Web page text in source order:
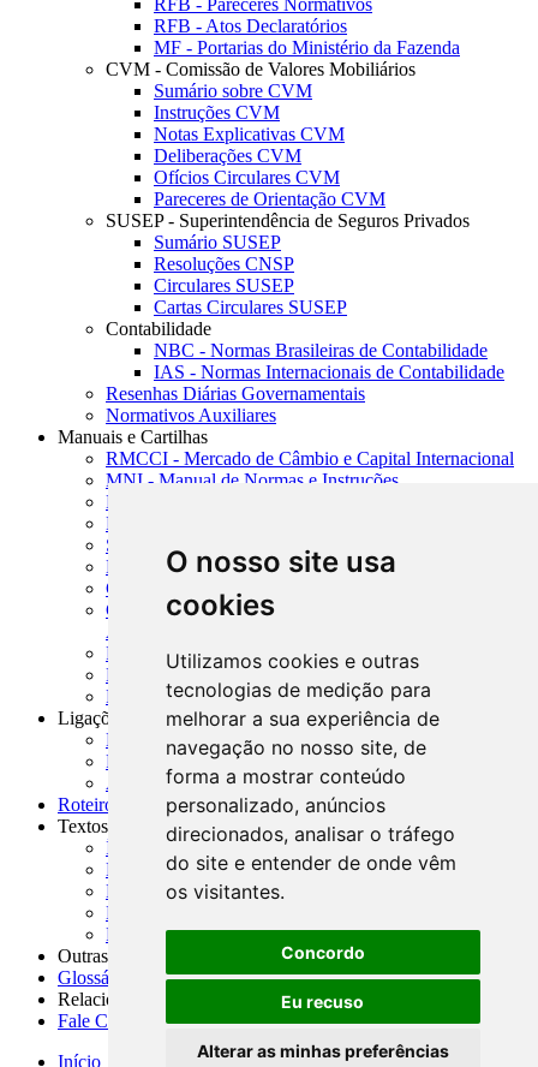
O nosso site usa
cookies
Utilizamos cookies e outras
tecnologias de medição para
melhorar a sua experiência de
navegação no nosso site, de
forma a mostrar conteúdo
personalizado, anúncios
direcionados, analisar o tráfego
do site e entender de onde vêm
os visitantes.
Concordo
Eu recuso
Alterar as minhas preferências
RFB - Pareceres Normativos
RFB - Atos Declaratórios
MF - Portarias do Ministério da Fazenda
CVM - Comissão de Valores Mobiliários
Sumário sobre CVM
Instruções CVM
Notas Explicativas CVM
Deliberações CVM
Ofícios Circulares CVM
Pareceres de Orientação CVM
SUSEP - Superintendência de Seguros Privados
Sumário SUSEP
Resoluções CNSP
Circulares SUSEP
Cartas Circulares SUSEP
Contabilidade
NBC - Normas Brasileiras de Contabilidade
IAS - Normas Internacionais de Contabilidade
Resenhas Diárias Governamentais
Normativos Auxiliares
Manuais e Cartilhas
RMCCI - Mercado de Câmbio e Capital Internacional
MNI - Manual de Normas e Instruções
MTVM - Manual de Títulos e Valores Mobiliários
MCR - Manual de Crédito Rural
SISORF - Manual de Organização do SFN
MASUP - Manual de Supervisão Bancária
CADOC - Catálogo de Documentos
CNAE-CONCLA - Classificação Nacional de
Atividades Econômicas
PMF - Cartilhas do BCB
Manuais Auxiliares do BCB e Cosif-e
Resenhas Diárias Governamentais
Ligações Externas
Links Úteis
Presidência da República
Agências Nacionais Reguladoras
Roteiros para Estudos
Textos
Índice de Textos
Editorial
Monografias
Na Imprensa
Fórum de Discussão
Outras ferramentas
Glossário
Relacionamento
Fale Conosco
Início